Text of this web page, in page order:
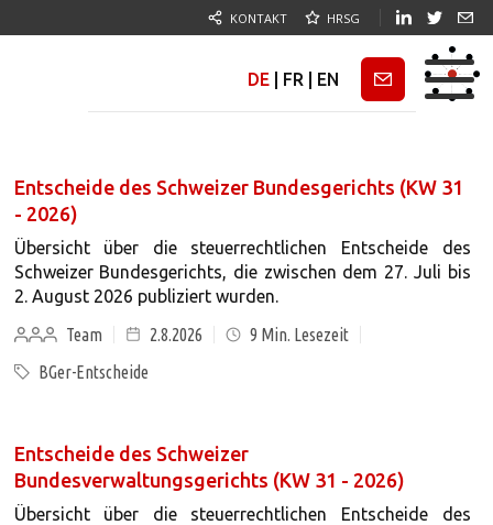
KONTAKT HRSG
DE FR EN Newsletter
Entscheide des Schweizer Bundesgerichts (KW 31
- 2026)
Übersicht über die steuerrechtlichen Entscheide des
Schweizer Bundesgerichts, die zwischen dem 27. Juli bis
2. August 2026 publiziert wurden.
Team
2.8.2026 9 Min. Lesezeit
BGer-Entscheide
Entscheide des Schweizer
Bundesverwaltungsgerichts (KW 31 - 2026)
Übersicht über die steuerrechtlichen Entscheide des